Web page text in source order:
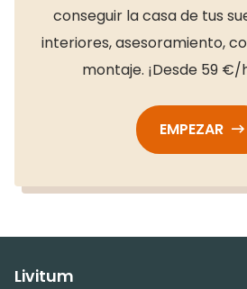
conseguir la casa de tus
interiores, asesoramiento,
montaje. ¡Desde 59
EMPEZAR
Livitum